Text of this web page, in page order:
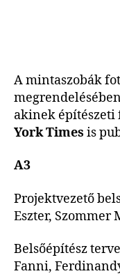
A mintaszobák
akinek építészeti
York Times is
A3
Projektvezető
Eszter, Szommer
Belsőépítész
Fanni,